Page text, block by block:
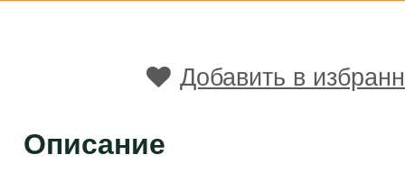
Добавить в
Описание